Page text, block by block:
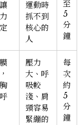
運動時
抓不到
核心的
人
至
5
分
鐘
壓力
大、呼
吸較
淺、肩
頸容易
緊繃的
每
次
約
5
分
鐘